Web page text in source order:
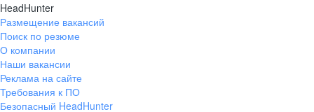
HeadHunter
Размещение вакансий
Поиск по резюме
О компании
Наши вакансии
Реклама на сайте
Требования к ПО
Безопасный HeadHunter